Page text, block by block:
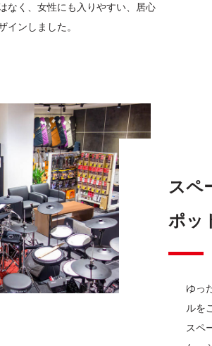
なく、女性にも入りやすい、居心
インしました。
スペ
ポッ
ゆっ
ルを
スペ